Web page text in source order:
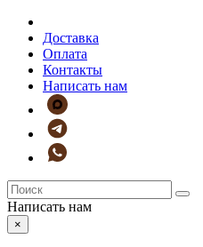
Доставка
Оплата
Контакты
Написать нам
Написать нам
×